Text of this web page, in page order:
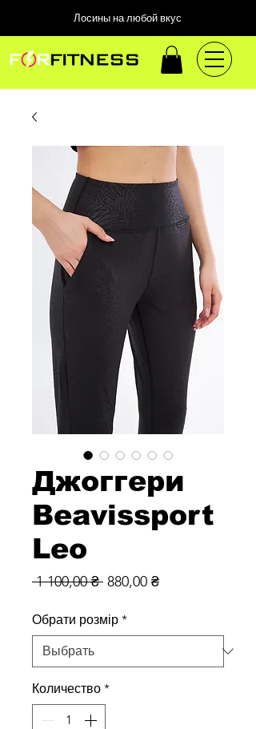
Лосины на любой вкус
Джоггери
Beavissport
Leo
1 100,00 ₴ Обычная
880,00 ₴Спеццена
Обрати розмір *
Количество *